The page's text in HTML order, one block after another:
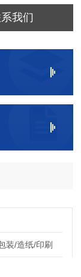
我们
装/造纸/印刷